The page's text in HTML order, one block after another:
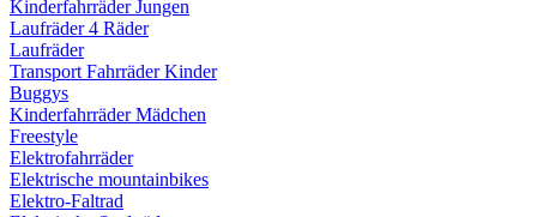
Kinderfahrräder Jungen
Laufräder 4 Räder
Laufräder
Transport Fahrräder Kinder
Buggys
Kinderfahrräder Mädchen
Freestyle
Elektrofahrräder
Elektrische mountainbikes
Elektro-Faltrad